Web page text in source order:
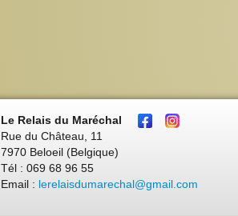
Le Relais du Maréchal
Rue du Château, 11
7970 Beloeil (Belgique)
Tél : 069 68 96 55
Email : lerelaisdumarechal@gmail.com